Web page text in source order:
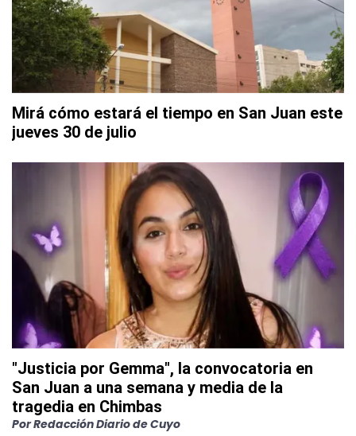
Mirá cómo estará el tiempo en San Juan este
jueves 30 de julio
"Justicia por Gemma", la convocatoria en
San Juan a una semana y media de la
tragedia en Chimbas
PorRedacción Diario de Cuyo